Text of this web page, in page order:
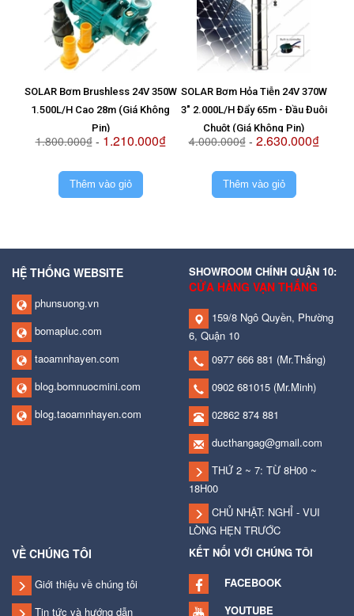
SOLAR Bơm Brushless 24V 350W
1.500L/H Cao 28m (Giá Không
Pin)
1.800.000₫- 1.210.000₫
Thêm vào giỏ
SOLAR Bơm Hỏa Tiễn 24V 370W
3" 2.000L/H Đẩy 65m - Đầu Đuôi
Chuột (Giá Không Pin)
4.000.000₫- 2.630.000₫
Thêm vào giỏ
HỆ THỐNG WEBSITE
phunsuong.vn
bomapluc.com
taoamnhayen.com
blog.bomnuocmini.com
blog.taoamnhayen.com
SHOWROOM CHÍNH QUẬN 10:
CỬA HÀNG VẠN THẮNG
159/8 Ngô Quyền, Phường
6, Quận 10
0977 666 881 (Mr.Thắng)
0902 681015 (Mr.Minh)
02862 874 881
ducthangag@gmail.com
THỨ 2 ~ 7: TỪ 8H00 ~
18H00
CHỦ NHẬT: NGHỈ - VUI
LÒNG HẸN TRƯỚC
VỀ CHÚNG TÔI
Giới thiệu về chúng tôi
Tin tức và hướng dẫn
KẾT NỐI VỚI CHÚNG TÔI
FACEBOOK
YOUTUBE